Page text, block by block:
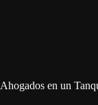
Ahogados en un